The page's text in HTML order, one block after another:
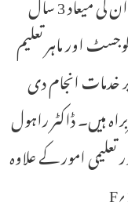
اور ماہر تعلیم
انجام دی
ہیں۔ ڈاکٹر راہول
امور کے علاوہ